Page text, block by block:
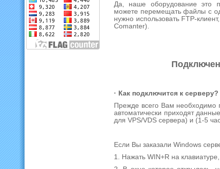
Да, наше оборудование это
можете перемещать файлы с
нужно использовать FTP-
Comanter).
· Как подключится к серверу?
Прежде всего Вам необходимо
автоматически приходят
для VPS/VDS сервера) и (1-5
Если Вы заказали Windows
1. Нажать WIN+R на